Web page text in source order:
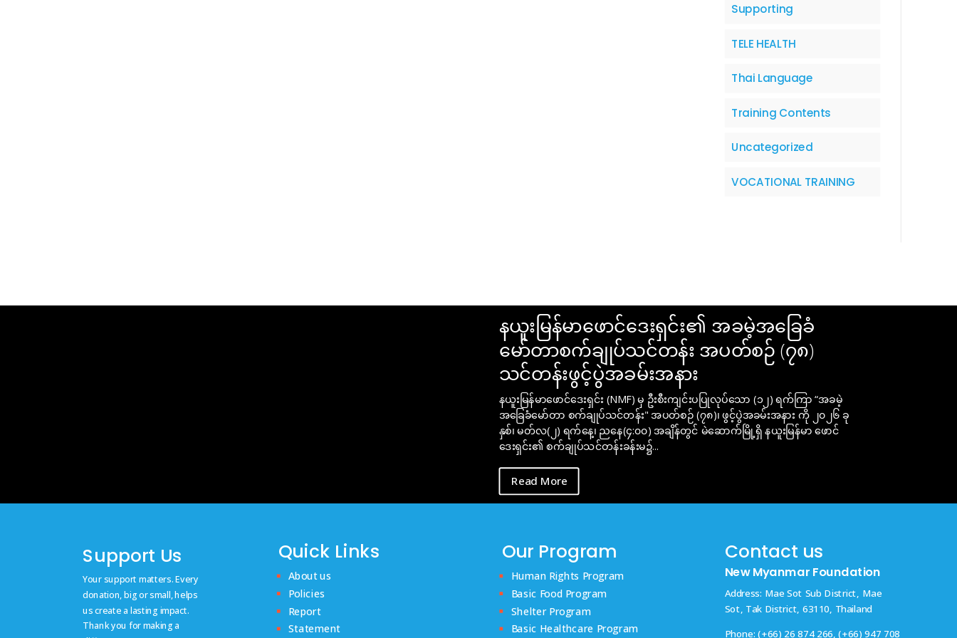
Supporting
TELE HEALTH
Thai Language
Training Contents
Uncategorized
VOCATIONAL TRAINING
နယူးမြန်မာဖောင်ဒေးရှင်း၏ အခမဲ့အခြေခံ
မော်တာစက်ချုပ်သင်တန်း အပတ်စဉ် (၇၈)
သင်တန်းဖွင့်ပွဲအခမ်းအနား
နယူးမြန်မာဖောင်ဒေးရှင်း (NMF) မှ ဦးစီးကျင်းပပြုလုပ်သော (၁၂) ရက်ကြာ “အခမဲ့
အခြေခံမော်တာ စက်ချုပ်သင်တန်း" အပတ်စဉ် (၇၈)၊ ဖွင့်ပွဲအခမ်းအနား ကို ၂၀၂၆ ခု
နှစ်၊ မတ်လ(၂) ရက်နေ့၊ ညနေ(၄:၀၀) အချိန်တွင် မဲဆောက်မြို့ရှိ နယူးမြန်မာ ဖောင်
ဒေးရှင်း၏ စက်ချုပ်သင်တန်းခန်းမ၌...
Read More
Support Us
Your support matters. Every
donation, big or small, helps
us create a lasting impact.
Thank you for making a
Quick Links
About us
Policies
Report
Statement
Our Program
Human Rights Program
Basic Food Program
Shelter Program
Basic Healthcare Program
Contact us
New Myanmar Foundation
Address: Mae Sot Sub District, Mae
Sot, Tak District, 63110, Thailand
Phone: (+66) 26 874 266, (+66) 947 708